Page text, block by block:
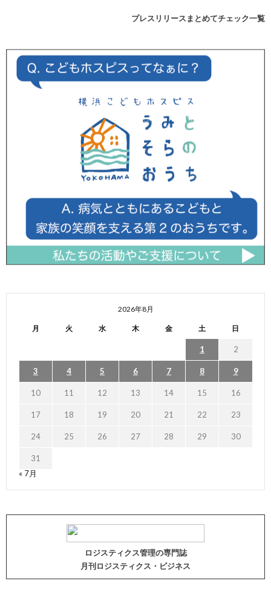
プレスリリースまとめてチェック一覧
2026年8月
月 火 水 木 金 土 日
1 2
3 4 5 6 7 8 9
10 11 12 13 14 15 16
17 18 19 20 21 22 23
24 25 26 27 28 29 30
31
« 7月
ロジスティクス管理の専門誌
月刊ロジスティクス・ビジネス